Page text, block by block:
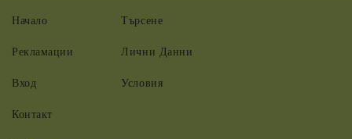
Начало
Рекламации
Вход
Контакт
Търсене
Лични Данни
Условия